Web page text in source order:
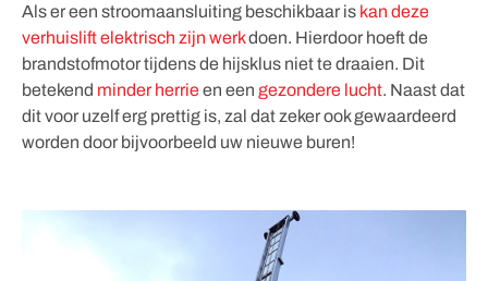
Als er een stroomaansluiting beschikbaar is kan deze
verhuislift elektrisch zijn werkdoen. Hierdoor hoeft de
brandstofmotor tijdens de hijsklus niet te draaien. Dit
betekend minder herrieen een gezondere lucht. Naast dat
dit voor uzelf erg prettig is, zal dat zeker ook gewaardeerd
worden door bijvoorbeeld uw nieuwe buren!